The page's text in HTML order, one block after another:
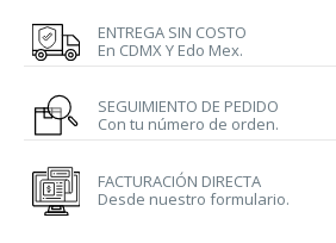
ENTREGA SIN COSTO
En CDMX Y Edo Mex.
SEGUIMIENTO DE PEDIDO
Con tu número de orden.
FACTURACIÓN DIRECTA
Desde nuestro formulario.